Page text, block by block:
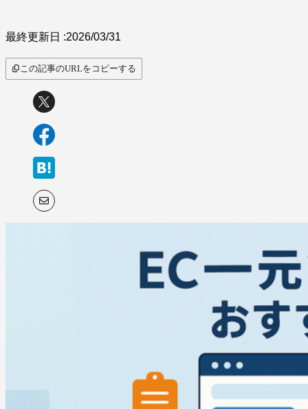
最終更新日 :2026/03/31
この記事のURLをコピーする